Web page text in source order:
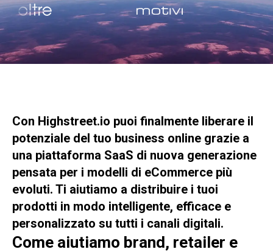
Con Highstreet.io puoi finalmente liberare il
potenziale del tuo business online grazie a
una piattaforma SaaS di nuova generazione
pensata per i modelli di eCommerce più
evoluti. Ti aiutiamo a distribuire i tuoi
prodotti in modo intelligente, efficace e
personalizzato su tutti i canali digitali.
Come aiutiamo brand, retailer e